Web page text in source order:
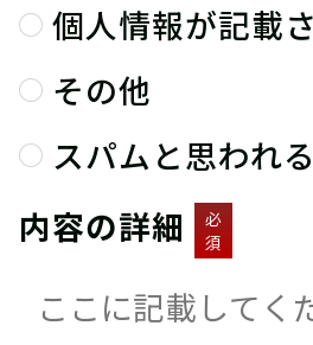
個人情報が記載
その他
スパムと思われる
内容の詳細
必
須